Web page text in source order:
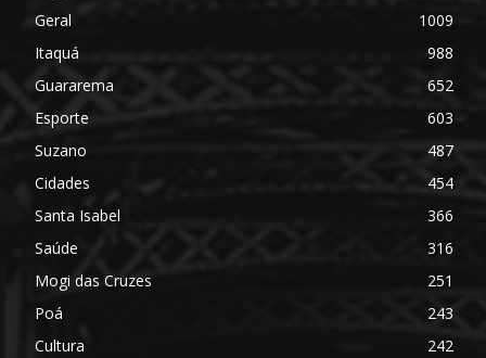
Geral
1009
Itaquá
988
Guararema
652
Esporte
603
Suzano
487
Cidades
454
Santa Isabel
366
Saúde
316
Mogi das Cruzes
251
Poá
243
Cultura
242